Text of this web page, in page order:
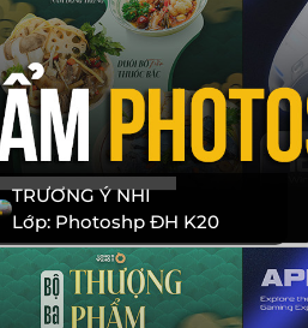
TRƯƠNG Ý NHI
Lớp: Photoshp ĐH K20